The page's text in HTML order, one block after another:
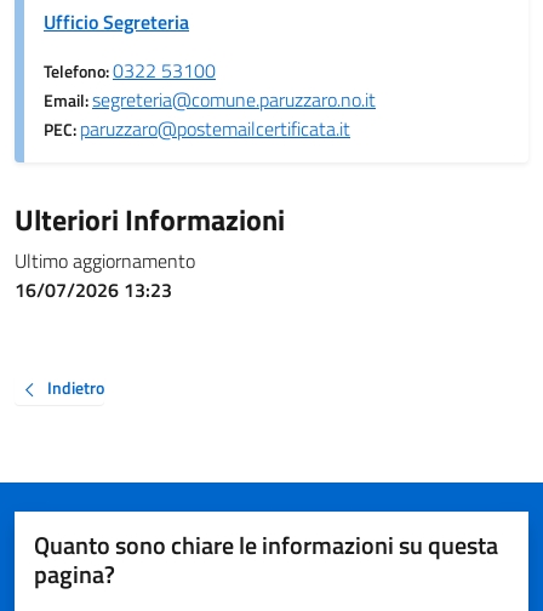
Ufficio Segreteria
Telefono:0322 53100
Email:segreteria@comune.paruzzaro.no.it
PEC:paruzzaro@postemailcertificata.it
Ulteriori Informazioni
Ultimo aggiornamento
16/07/2026 13:23
Indietro
Quanto sono chiare le informazioni su questa
pagina?